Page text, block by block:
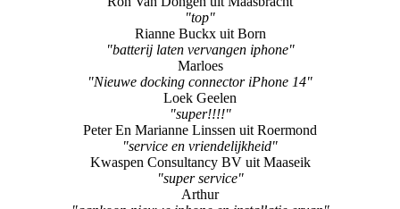
"advies"
Jos Hendrix uit Heel
"professioneel"
Ron Van Dongen uit Maasbracht
"top"
Rianne Buckx uit Born
"batterij laten vervangen iphone"
Marloes
"Nieuwe docking connector iPhone 14"
Loek Geelen
"super!!!!"
Peter En Marianne Linssen uit Roermond
"service en vriendelijkheid"